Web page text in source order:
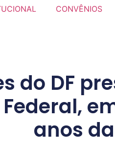
CONVÊNIOS
do DF
anos